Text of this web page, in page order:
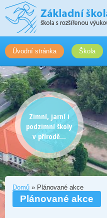
Úvodní stránka Škola
Zimní, jarní i
podzimní školy
v přírodě...
Domů » Plánované akce
Plánované akce